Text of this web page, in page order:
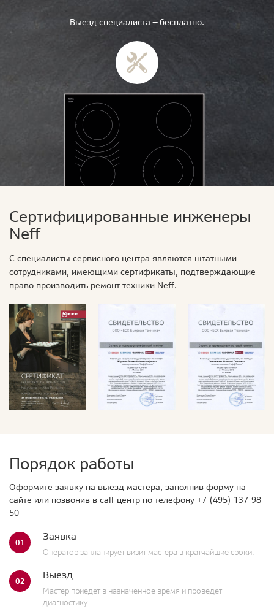
Выезд специалиста — бесплатно.
Сертифицированные инженеры
Neff
С специалисты сервисного центра являются штатными
сотрудниками, имеющими сертификаты, подтверждающие
право производить ремонт техники Neff.
Порядок работы
Оформите заявку на выезд мастера, заполнив форму на
сайте или позвонив в call-центр по телефону +7 (495) 137-98-
50
01 Заявка
Оператор запланирует визит мастера в кратчайшие сроки.
02 Выезд
Мастер приедет в назначенное время и проведет
диагностику